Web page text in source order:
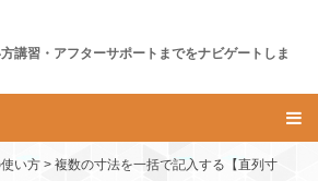
講習・アフターサポートまでをナビゲートしま
い方 > 複数の寸法を一括で記入する【直列寸